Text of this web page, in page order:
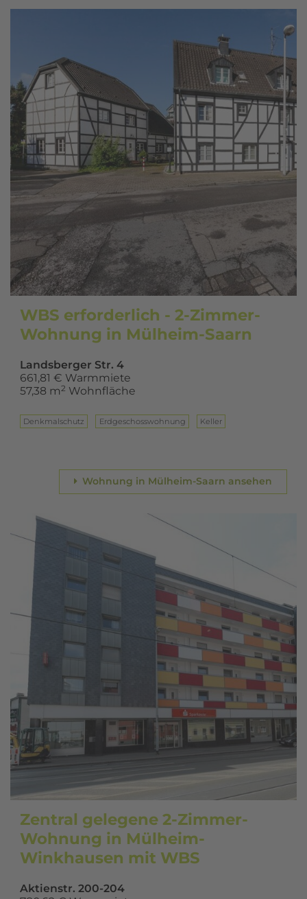
WBS erforderlich - 2-Zimmer-
Wohnung in Mülheim-Saarn
Landsberger Str. 4
661,81 € Warmmiete
57,38 m2 Wohnfläche
Denkmalschutz Erd­ge­schoss­woh­nung Keller
Wohnung in Mülheim-Saarn ansehen
Zentral gelegene 2-Zimmer-
Wohnung in Mülheim-
Winkhausen mit WBS
Aktienstr. 200-204